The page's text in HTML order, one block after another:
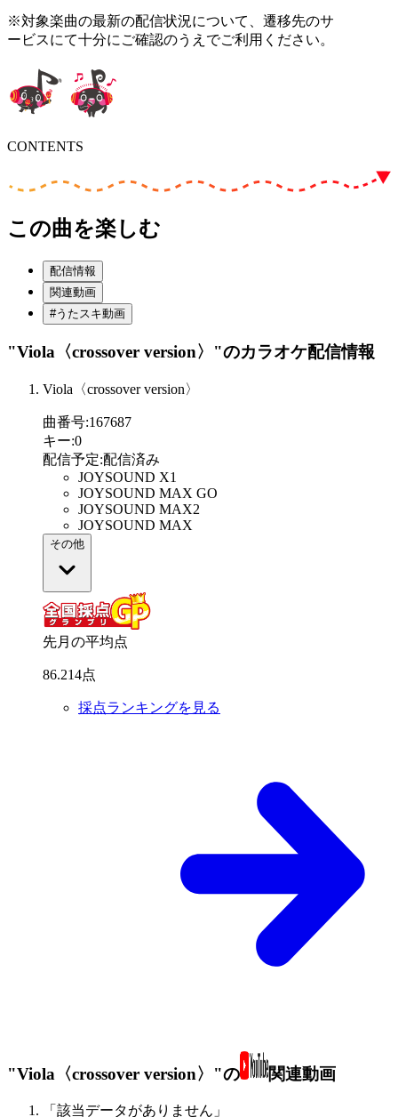
※対象楽曲の最新の配信状況について、遷移先のサ
ービスにて十分にご確認のうえでご利用ください。
CONTENTS
この曲を楽しむ
配信情報
関連動画
#うたスキ動画
"Viola〈crossover version〉"のカラオケ配信情報
Viola〈crossover version〉
曲番号:167687
キー:0
配信予定:配信済み
JOYSOUND X1
JOYSOUND MAX GO
JOYSOUND MAX2
JOYSOUND MAX
その他
先月の平均点
86.214点
採点ランキングを見る
"Viola〈crossover version〉"の 関連動画
「該当データがありません」